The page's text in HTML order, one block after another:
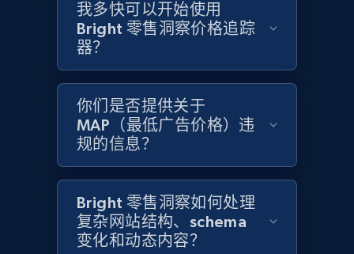
URL, Domain, Country code, Model number,
Sku, Product id, Product name, Manufacturer,
and more.
Home Depot US - Discover products by
specified URL
URL, Domain, Country code, Model number,
Sku, Product id, Product name, Manufacturer,
and more.
我多快可以开始使用
Bright 零售洞察价格追踪
器？
你们是否提供关于
MAP（最低广告价格）违
规的信息？
Bright 零售洞察如何处理
复杂网站结构、schema
变化和动态内容？